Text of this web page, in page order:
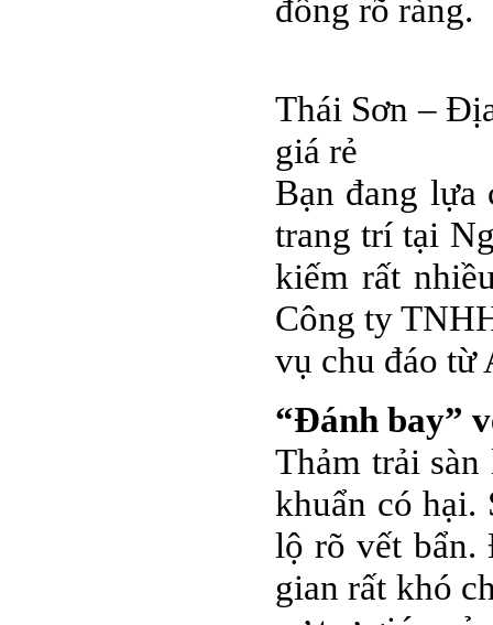
đồng rõ ràng.
Thái Sơn –
giá rẻ
Bạn đang lựa
trang trí tại
kiếm rất
Công ty
vụ chu đáo từ
“Đánh bay”
Thảm trải
khuẩn có hại.
lộ rõ vết bẩn.
gian rất khó